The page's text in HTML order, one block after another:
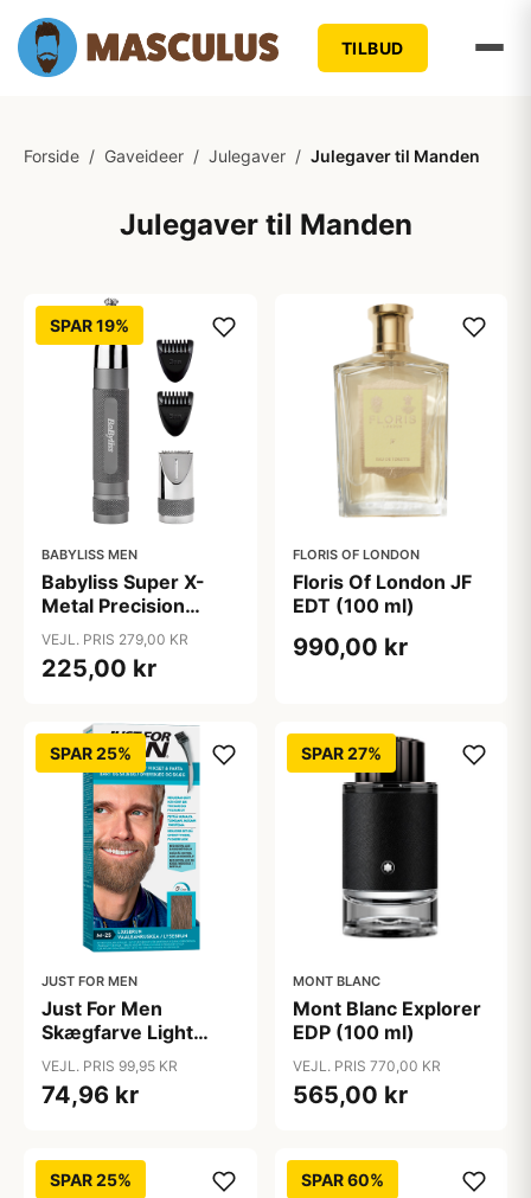
TILBUD
Forside / Gaveideer / Julegaver / Julegaver til Manden
Julegaver til Manden
SPAR 19%
BABYLISS MEN
Babyliss Super X-
Metal Precision
Trimmer Chrome
E116E
VEJL. PRIS 279,00 KR
225,00 kr
FLORIS OF LONDON
Floris Of London JF
EDT (100 ml)
990,00 kr
SPAR 25%
JUST FOR MEN
Just For Men
Skægfarve Light
Brown (1 stk)
VEJL. PRIS 99,95 KR
74,96 kr
SPAR 27%
MONT BLANC
Mont Blanc Explorer
EDP (100 ml)
VEJL. PRIS 770,00 KR
565,00 kr
SPAR 25% SPAR 60%